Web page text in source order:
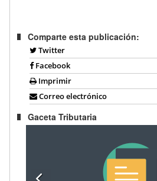
Comparte esta publicación:
Twitter
Facebook
Imprimir
Correo electrónico
Gaceta Tributaria